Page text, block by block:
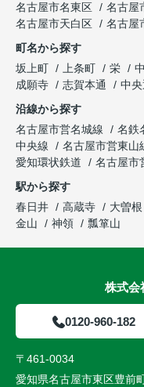
名古屋市名東区
名古屋
名古屋市天白区
名古屋
町名から探す
坂上町
上条町 栄
成願寺
志賀本通
中央
沿線から探す
名古屋市営名城線
名鉄
中央線
名古屋市営東山
愛知環状鉄道
名古屋市
駅から探す
春日井
高蔵寺 大曽根
金山
神領 瓢箪山
株式会
0120-960-182
〒461-0034
愛知県名古屋市東区豊前